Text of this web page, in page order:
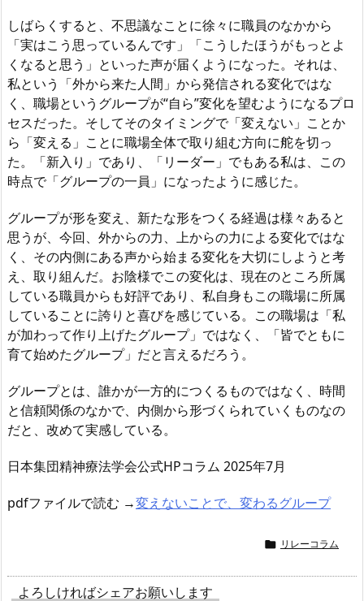
しばらくすると、不思議なことに徐々に職員のなかから
「実はこう思っているんです」「こうしたほうがもっとよ
くなると思う」といった声が届くようになった。それは、
私という「外から来た人間」から発信される変化ではな
く、職場というグループが“自ら”変化を望むようになるプロ
セスだった。そしてそのタイミングで「変えない」ことか
ら「変える」ことに職場全体で取り組む方向に舵を切っ
た。「新入り」であり、「リーダー」でもある私は、この
時点で「グループの一員」になったように感じた。
グループが形を変え、新たな形をつくる経過は様々あると
思うが、今回、外からの力、上からの力による変化ではな
く、その内側にある声から始まる変化を大切にしようと考
え、取り組んだ。お陰様でこの変化は、現在のところ所属
している職員からも好評であり、私自身もこの職場に所属
していることに誇りと喜びを感じている。この職場は「私
が加わって作り上げたグループ」ではなく、「皆でともに
育て始めたグループ」だと言えるだろう。
グループとは、誰かが一方的につくるものではなく、時間
と信頼関係のなかで、内側から形づくられていくものなの
だと、改めて実感している。
日本集団精神療法学会公式HPコラム 2025年7月
pdfファイルで読む →変えないことで、変わるグループ
 リレーコラム
よろしければシェアお願いします